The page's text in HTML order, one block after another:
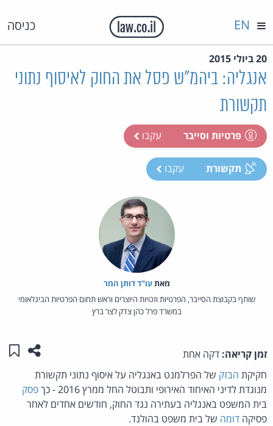
כניסה EN
20 ביולי 2015
אנגליה: ביהמ"ש פסל את החוק לאיסוף נתוני
תקשורת
פרטיות וסייבר עקבו
תקשורת עקבו
מאת‏עו"ד דותן המר
שותף בקבוצת הסייבר, הפרטיות וזכויות היוצרים וראש תחום הפרטיות הבינלאומי
במשרד פרל כהן צדק לצר ברץ
זמן קריאה: דקה אחת שתפו
חקיקת הבזק של הפרלמנט באנגליה על איסוף נתוני תקשורת
מנוגדת לדיני האיחוד האירופי ותבוטל החל ממרץ 2016 - כך
פסק
בית המשפט באנגליה בעתירה נגד החוק, חודשים אחדים לאחר
פסיקה דומה של בית משפט בהולנד.